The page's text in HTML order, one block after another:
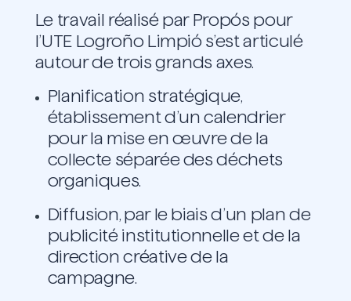
Le travail réalisé par Propós pour
l’UTE Logroño Limpió s’est articulé
autour de trois grands axes.
Planification stratégique,
établissement d’un calendrier
pour la mise en œuvre de la
collecte séparée des déchets
organiques.
Diffusion, par le biais d’un plan de
publicité institutionnelle et de la
direction créative de la
campagne.